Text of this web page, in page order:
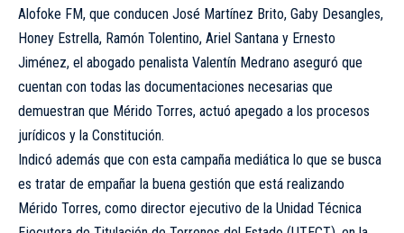
Alofoke FM, que conducen José Martínez Brito, Gaby Desangles,
Honey Estrella, Ramón Tolentino, Ariel Santana y Ernesto
Jiménez, el abogado penalista Valentín Medrano aseguró que
cuentan con todas las documentaciones necesarias que
demuestran que Mérido Torres, actuó apegado a los procesos
jurídicos y la Constitución.
Indicó además que con esta campaña mediática lo que se busca
es tratar de empañar la buena gestión que está realizando
Mérido Torres, como director ejecutivo de la Unidad Técnica